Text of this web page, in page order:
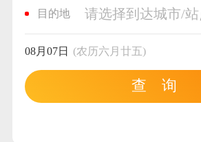
目的地 请选择到达城市/站
08月07日 (农历六月廿五)
查 询